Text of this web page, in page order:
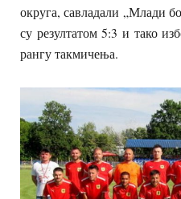
округа, савладали „Млади
су резултатом 5:3 и тако
рангу такмичења.